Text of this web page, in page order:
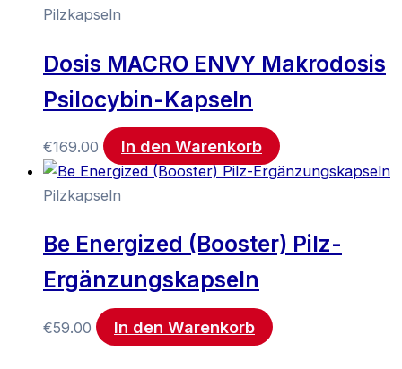
Pilzkapseln
Dosis MACRO ENVY Makrodosis
Psilocybin-Kapseln
€169.00 In den Warenkorb
Pilzkapseln
Be Energized (Booster) Pilz-
Ergänzungskapseln
€59.00 In den Warenkorb